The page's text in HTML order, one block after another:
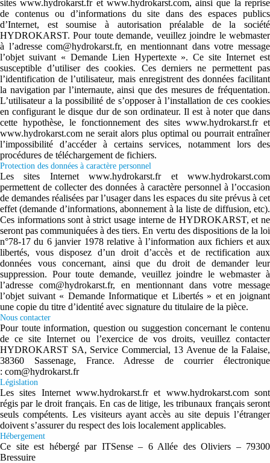
sites www.hydrokarst.fr et www.hydrokarst.com, ainsi que la reprise
de contenus ou d’informations du site dans des espaces publics
d’Internet, est soumise à autorisation préalable de la société
HYDROKARST. Pour toute demande, veuillez joindre le webmaster
à l’adresse com@hydrokarst.fr, en mentionnant dans votre message
l’objet suivant « Demande Lien Hypertexte ». Ce site Internet est
susceptible d’utiliser des cookies. Ces derniers ne permettent pas
l’identification de l’utilisateur, mais enregistrent des données facilitant
la navigation par l’internaute, ainsi que des mesures de fréquentation.
L’utilisateur a la possibilité de s’opposer à l’installation de ces cookies
en configurant le disque dur de son ordinateur. Il est à noter que dans
cette hypothèse, le fonctionnement des sites www.hydrokarst.fr et
www.hydrokarst.com ne serait alors plus optimal ou pourrait entraîner
l’impossibilité d’accéder à certains services, notamment lors des
procédures de téléchargement de fichiers.
Protection des données à caractère personnel
Les sites Internet www.hydrokarst.fr et www.hydrokarst.com
permettent de collecter des données à caractère personnel à l’occasion
de demandes réalisées par l’usager dans les espaces du site prévus à cet
effet (demande d’informations, abonnement à la liste de diffusion, etc).
Ces informations sont à strict usage interne de HYDROKARST, et ne
seront pas communiquées à des tiers. En vertu des dispositions de la loi
n°78-17 du 6 janvier 1978 relative à l’information aux fichiers et aux
libertés, vous disposez d’un droit d’accès et de rectification aux
données vous concernant, ainsi que du droit de demander leur
suppression. Pour toute demande, veuillez joindre le webmaster à
l’adresse com@hydrokarst.fr, en mentionnant dans votre message
l’objet suivant « Demande Informatique et Libertés » et en joignant
une copie du titre d’identité avec signature du titulaire de la pièce.
Nous contacter
Pour toute information, question ou suggestion concernant le contenu
de ce site Internet ou l’exercice de vos droits, veuillez contacter
HYDROKARST SA, Service Commercial, 13 Avenue de la Falaise,
38360 Sassenage, France. Adresse de courrier électronique
: com@hydrokarst.fr
Législation
Les sites Internet www.hydrokarst.fr et www.hydrokarst.com sont
régis par le droit français. En cas de litige, les tribunaux français seront
seuls compétents. Les visiteurs ayant accès au site depuis l’étranger
doivent s’assurer du respect des lois localement applicables.
Hébergement
Ce site est hébergé par ITSense – 6 Allée des Oliviers – 79300
Bressuire